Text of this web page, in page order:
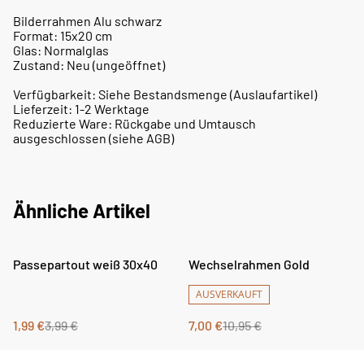
Bilderrahmen Alu schwarz
Format: 15x20 cm
Glas: Normalglas
Zustand: Neu (ungeöffnet)
Verfügbarkeit: Siehe Bestandsmenge (Auslaufartikel)
Lieferzeit: 1-2 Werktage
Reduzierte Ware: Rückgabe und Umtausch
ausgeschlossen (siehe AGB)
Ähnliche Artikel
%
Passepartout weiß 30x40
1,99 €3,99 €
%
Wechselrahmen Gold
AUSVERKAUFT
7,00 €10,95 €